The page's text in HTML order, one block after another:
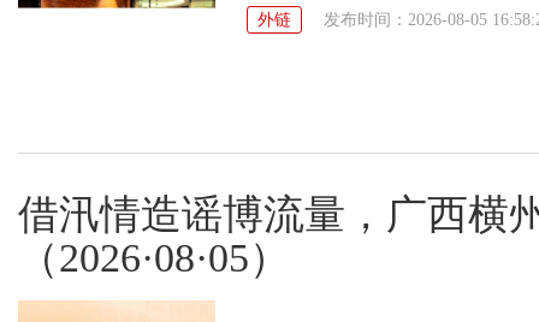
外链 发布时间：2026-08-05
借汛情造谣博流量，广西横
（2026·08·05）